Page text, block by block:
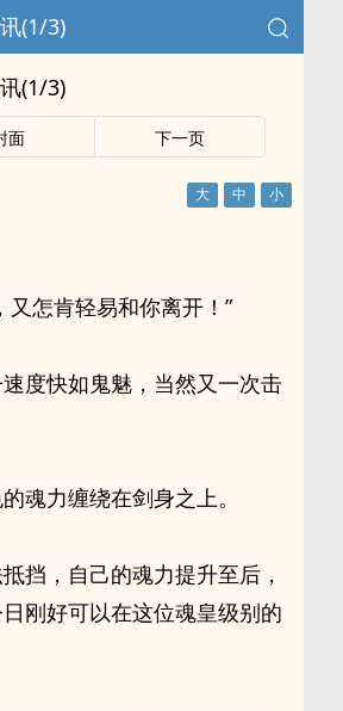
(1/3)
(1/3)
面 下一页
怎肯轻易和你离开！”
度快如鬼魅，当然又一次击
魂力缠绕在剑身之上。
挡，自己的魂力提升至后，
刚好可以在这位魂皇级别的